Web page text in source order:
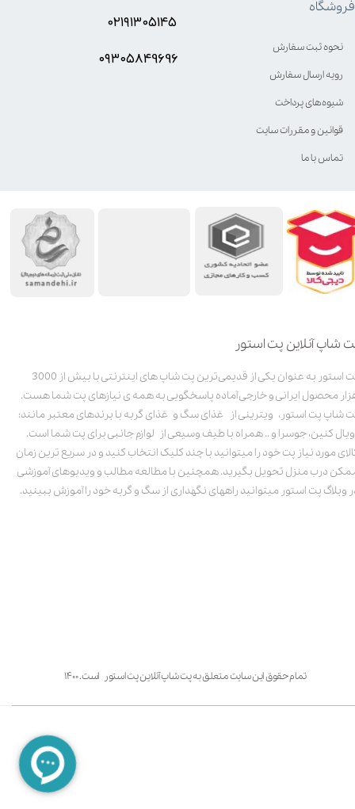
شاپ آنلاین پت استور
پت استور به عنوان یکی از قدیمی‌ترین پت شاپ های اینترنتی با بیش از 3000
محصول ایرانی و خارجی آماده پاسخگویی به همه ی نیازهای پت شما هست.
شاپ پت استور، ویترینی از غذای سگ و غذای گربه با برندهای معتبر مانند:
کنین، جوسرا و .. همراه با طیف وسیعی از لوازم جانبی برای پت شما است.
مورد نیاز پت خود را میتوانید با چند کلیک انتخاب کنید و در سریع ترین زمان
درب منزل تحویل بگیرید. همچنین با مطالعه مطالب و ویدیوهای آموزشی
وبلاگ پت استور میتوانید راههای نگهداری از سگ و گربه خود را آموزش ببینید.
تمام حقوق این سایت متعلق به پت شاپ آنلاین پت استور است. ۱۴۰۰
فروشگاه
نحوه ثبت سفارش
رویه ارسال سفارش
شیوه‌های پرداخت
قوانین و مقررات سایت
تماس با ما
۰۲۱۹۱۳۰۵۱۴۵
۰۹۳۰۵8۴9696